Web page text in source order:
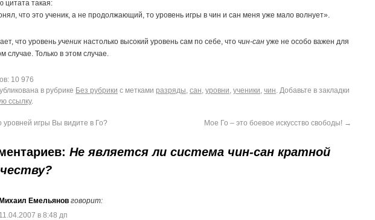
цитата такая:
что это ученик, а не продолжающий, то уровень игры в чин и сан меня уже мало волнует».
что уровень ученик настолько высокий уровень сам по себе, что чин-сан уже не особо важен для
случае. Только в этом случае.
10 976
в рубрике Без рубрики с метками разряды, сан, уровни, ученики, чин. Добавьте в закладки
ссылку.
уровней игры Вы видите в Го? Мое Го – это боевое искусство свободы! →
Не является ли система чин-сан кратной
Михаил Емельянов говорит:
11.04.2007 в 8:48 дп